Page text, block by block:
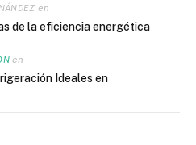
en
de la eficiencia energética
en
Ideales en